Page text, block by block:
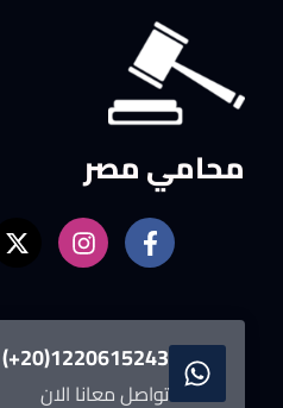
محامي مصر
1220615243(20+)
تواصل معانا الان